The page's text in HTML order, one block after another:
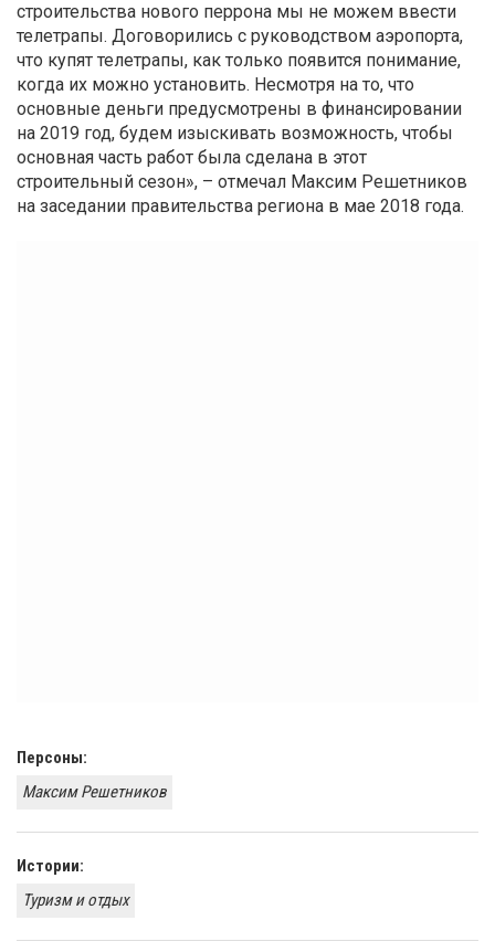
строительства нового перрона мы не можем ввести
телетрапы. Договорились с руководством аэропорта,
что купят телетрапы, как только появится понимание,
когда их можно установить. Несмотря на то, что
основные деньги предусмотрены в финансировании
на 2019 год, будем изыскивать возможность, чтобы
основная часть работ была сделана в этот
строительный сезон», – отмечал Максим Решетников
на заседании правительства региона в мае 2018 года.
Персоны:
Максим Решетников
Истории:
Туризм и отдых